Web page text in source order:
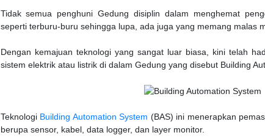
Tidak semua penghuni Gedung disiplin dalam menghemat
seperti terburu-buru sehingga lupa, ada juga yang memang malas
Dengan kemajuan teknologi yang sangat luar biasa, kini telah
sistem elektrik atau listrik di dalam Gedung yang disebut Building
Teknologi Building Automation System (BAS) ini menerapkan
berupa sensor, kabel, data logger, dan layer monitor.